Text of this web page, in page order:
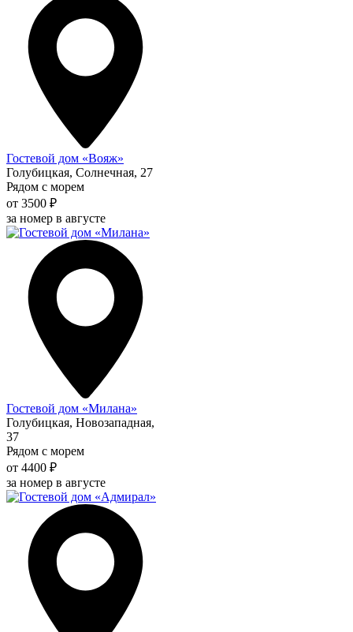
Гостевой дом «Вояж»
Голубицкая, Солнечная, 27
Рядом с морем
от 3500 ₽
за номер в августе
Гостевой дом «Милана»
Голубицкая, Новозападная,
37
Рядом с морем
от 4400 ₽
за номер в августе